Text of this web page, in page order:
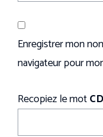
Enregistrer mon
navigateur pour
Recopiez le mot